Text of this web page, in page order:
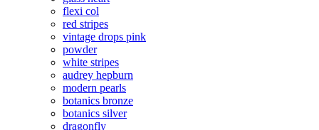
flexi col
red stripes
vintage drops pink
powder
white stripes
audrey hepburn
modern pearls
botanics bronze
botanics silver
dragonfly